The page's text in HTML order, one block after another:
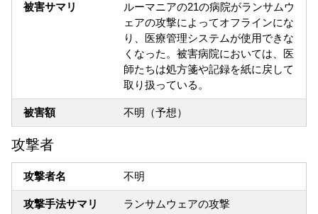
被害サマリ
ルーマニアの21の病院がランサムウ
ェアの攻撃によってオフラインにな
り、医療管理システムが使用できな
くなった。被害病院においては、医
師たちは処方箋や記録を紙に戻して
取り扱っている。
被害額 不明（予想）
攻撃者
攻撃者名 不明
攻撃手法サマリ ランサムウェアの攻撃